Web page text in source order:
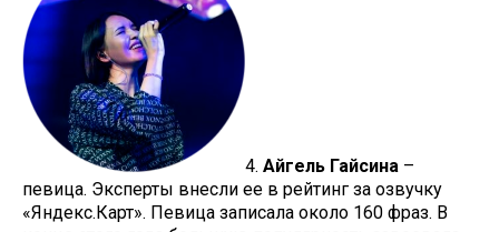
4. Айгель Гайсина –
певица. Эксперты внесли ее в рейтинг за озвучку
«Яндекс.Карт». Певица записала около 160 фраз. В